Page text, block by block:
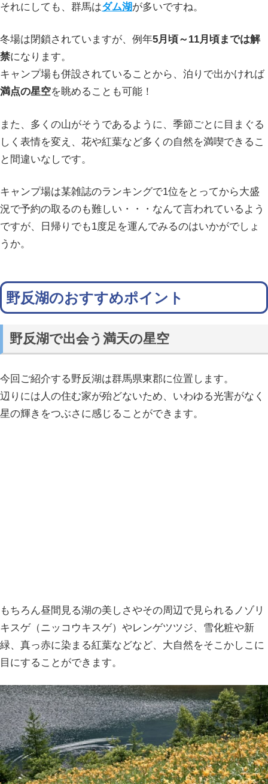
それにしても、群馬はダム湖が多いですね。
冬場は閉鎖されていますが、例年5月頃～11月頃までは解
禁になります。
キャンプ場も併設されていることから、泊りで出かければ
満点の星空を眺めることも可能！
また、多くの山がそうであるように、季節ごとに目まぐる
しく表情を変え、花や紅葉など多くの自然を満喫できるこ
と間違いなしです。
キャンプ場は某雑誌のランキングで1位をとってから大盛
況で予約の取るのも難しい・・・なんて言われているよう
ですが、日帰りでも1度足を運んでみるのはいかがでしょ
うか。
野反湖のおすすめポイント
野反湖で出会う満天の星空
今回ご紹介する野反湖は群馬県東郡に位置します。
辺りには人の住む家が殆どないため、いわゆる光害がなく
星の輝きをつぶさに感じることができます。
もちろん昼間見る湖の美しさやその周辺で見られるノゾリ
キスゲ（ニッコウキスゲ）やレンゲツツジ、雪化粧や新
緑、真っ赤に染まる紅葉などなど、大自然をそこかしこに
目にすることができます。